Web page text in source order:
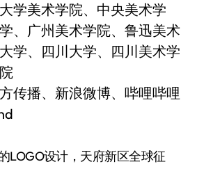
学美术学院、中央美术学
、广州美术学院、鲁迅美术
学、四川大学、四川美术学
传播、新浪微博、哔哩哔哩